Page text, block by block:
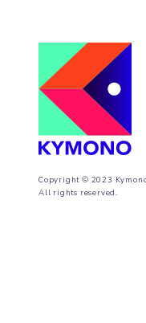
Copyright © 2023
All rights reserved.